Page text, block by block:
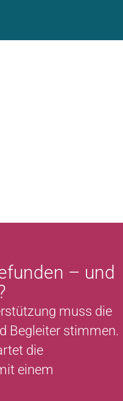
– und
muss die
Begleiter stimmen.
die
einem